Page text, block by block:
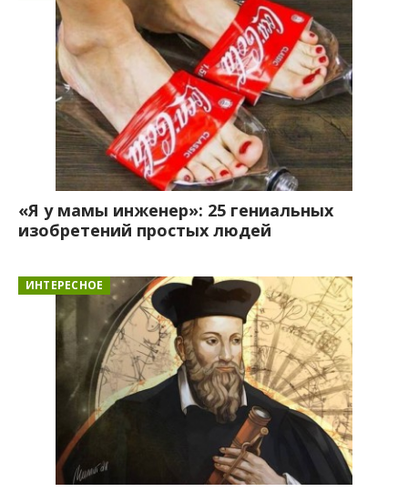
«Я у мамы инженер»: 25 гениальных
изобретений простых людей
ИНТЕРЕСНОЕ